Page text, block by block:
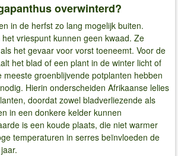
overwinterd?
in de herfst zo lang mogelijk buiten.
vriespunt kunnen geen kwaad. Ze
het gevaar voor vorst toeneemt. Voor de
het blad of een plant in de winter licht of
meeste groenblijvende potplanten hebben
Hierin onderscheiden Afrikaanse lelies
doordat zowel bladverliezende als
in een donkere kelder kunnen
is een koude plaats, die niet warmer
temperaturen in serres beïnvloeden de